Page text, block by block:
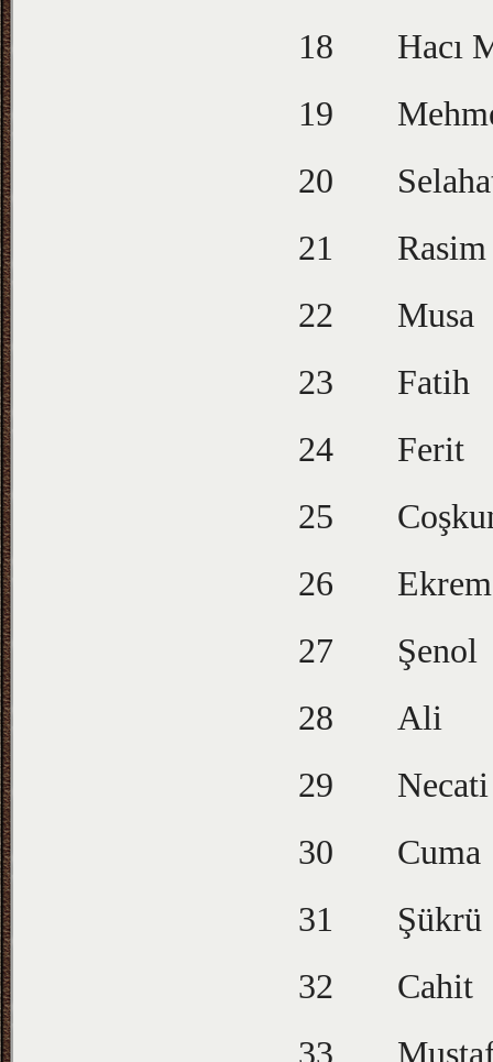
18
Hacı
19
20
21
Rasim
22
Musa
23
Fatih
24
Ferit
25
26
Ekrem
27
Şenol
28
Ali
29
Necati
30
Cuma
31
Şükrü
32
Cahit
33